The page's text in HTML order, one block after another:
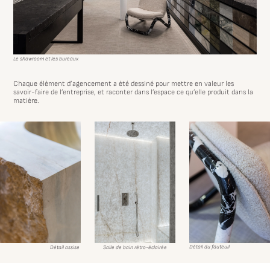
Le showroom et les bureaux
Chaque élément d’agencement a été dessiné pour mettre en valeur les
savoir-faire de l’entreprise, et raconter dans l’espace ce qu’elle produit dans la
matière.
Détail assise Salle de bain rétro-éclairée Détail du fauteuil